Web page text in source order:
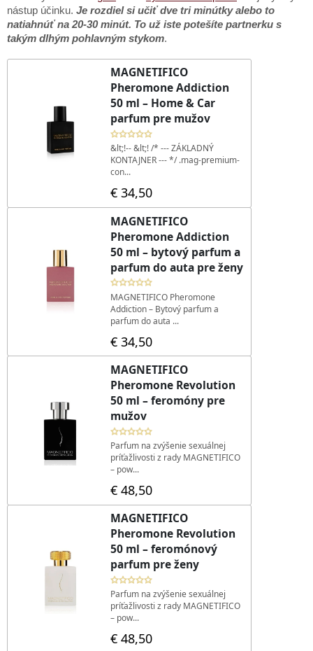
nástup účinku. Je rozdiel si učiť dve tri minútky alebo to
natiahnúť na 20-30 minút. To už iste potešíte partnerku s
takým dlhým pohlavným stykom.